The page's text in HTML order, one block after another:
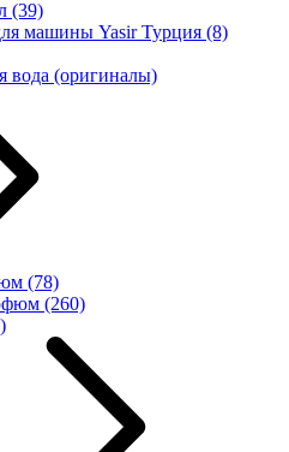
(39)
машины Yasir Турция (8)
вода (оригиналы)
(78)
(260)